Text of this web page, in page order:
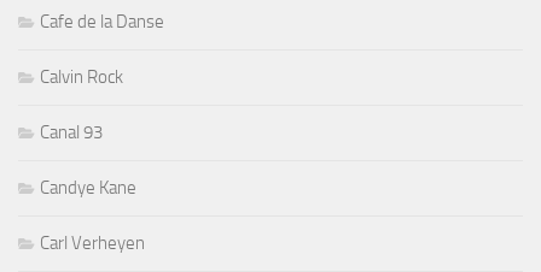
Cafe de la Danse
Calvin Rock
Canal 93
Candye Kane
Carl Verheyen